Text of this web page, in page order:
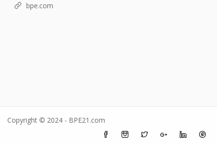
bpe.com
Copyright © 2024 - BPE21.com